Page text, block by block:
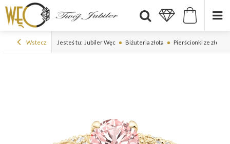
Wstecz Jesteś tu: Jubiler Węc Biżuteria złota Pierścionki ze złota